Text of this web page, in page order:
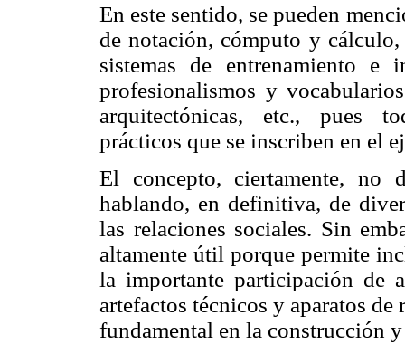
En este sentido, se pueden
de notación, cómputo y
sistemas de entrenamiento e
profesionalismos y
arquitectónicas, etc., pues
prácticos que se inscriben en el
El concepto, ciertamente, no
hablando, en definitiva, de
las relaciones sociales. Sin
altamente útil porque permite
la importante participación de
artefactos técnicos y aparatos
fundamental en la construcción